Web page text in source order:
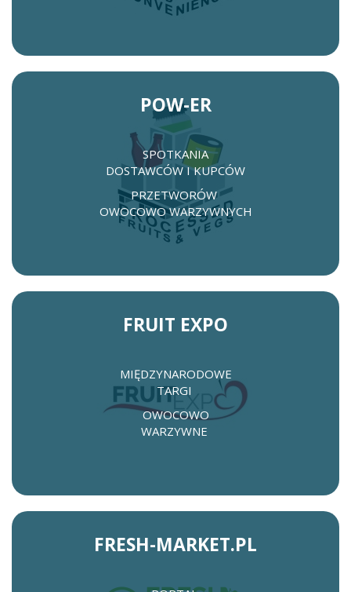
POW-ER
SPOTKANIA
DOSTAWCÓW I KUPCÓW
PRZETWORÓW
OWOCOWO WARZYWNYCH
FRUIT EXPO
MIĘDZYNARODOWE
TARGI
OWOCOWO
WARZYWNE
FRESH-MARKET.PL